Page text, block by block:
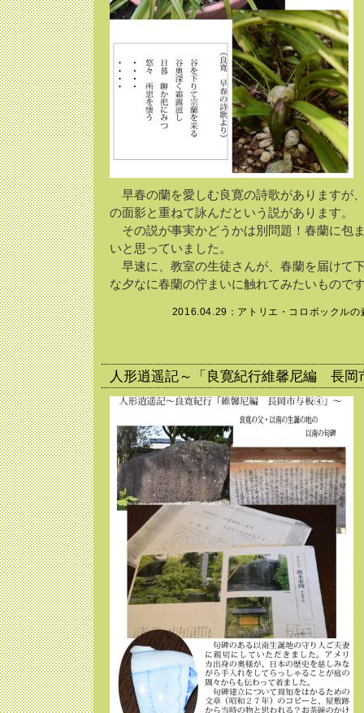
早春の蘭を愛しむ良寛の詩歌がありますが
の面影と重ねて詠んだという説があります。
その説が事実かどうかは別問題！春蘭に包
いと思っていました。
早速に、教室の生徒さんが、春蘭を届けて
な夕なに春蘭の佇まいに触れてみたいもので
2016.04.29： アトリエ・コロボックルの
人形逍遥記～「良寛紀行維馨尼編 長岡